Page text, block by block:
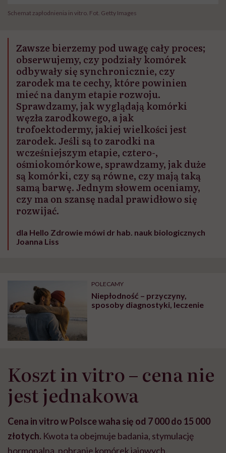
Schemat zapłodnienia in vitro. Fot. Getty Images
Zawsze bierzemy pod uwagę cały proces;
obserwujemy, czy podziały komórek
odbywały się synchronicznie, czy
zarodek ma te cechy, które powinien
mieć na danym etapie rozwoju.
Sprawdzamy, jak wyglądają komórki
węzła zarodkowego, a jak
trofoektodermy, jakiej wielkości jest
zarodek. Jeśli są to zarodki na
wcześniejszym etapie, cztero-,
ośmiokomórkowe, sprawdzamy, jak duże
są komórki, czy są równe, czy mają taką
samą barwę. Jednym słowem oceniamy,
czy ma on szansę nadal prawidłowo się
rozwijać.
dla Hello Zdrowie mówi dr hab. nauk biologicznych
Joanna Liss
POLECAMY
Niepłodność – przyczyny,
sposoby diagnostyki, leczenie
Koszt in vitro–cena nie
jest jednakowa
Cena in vitro w Polsce waha się od 7 000 do 15 000
złotych. Kwota ta obejmuje badania, stymulację
hormonalną, pobranie komórek jajowych,